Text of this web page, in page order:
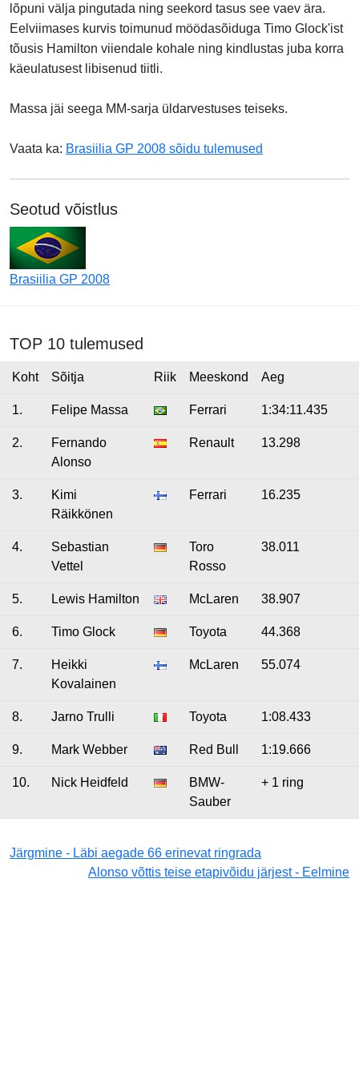
lõpuni välja pingutada ning seekord tasus see vaev ära.
Eelviimases kurvis toimunud möödasõiduga Timo Glock'ist
tõusis Hamilton viiendale kohale ning kindlustas juba korra
käeulatusest libisenud tiitli.
Massa jäi seega MM-sarja üldarvestuses teiseks.
Vaata ka: Brasiilia GP 2008 sõidu tulemused
Seotud võistlus
Brasiilia GP 2008
TOP 10 tulemused
Koht Sõitja Riik Meeskond Aeg
1. Felipe Massa Ferrari 1:34:11.435
2.
Fernando
Alonso
Renault 13.298
3.
Kimi
Räikkönen
Ferrari 16.235
4.
Sebastian
Vettel
Toro
Rosso
38.011
5. Lewis Hamilton McLaren 38.907
6. Timo Glock Toyota 44.368
7.
Heikki
Kovalainen
McLaren 55.074
8. Jarno Trulli Toyota 1:08.433
9. Mark Webber Red Bull 1:19.666
10. Nick Heidfeld
BMW-
Sauber
+ 1 ring
Järgmine - Läbi aegade 66 erinevat ringrada
Alonso võttis teise etapivõidu järjest - Eelmine